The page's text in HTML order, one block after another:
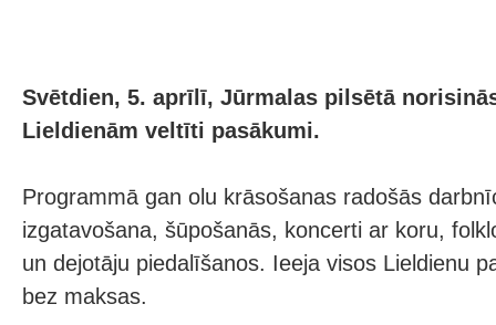
Svētdien, 5. aprīlī, Jūrmalas pilsētā
Lieldienām veltīti pasākumi.
Programmā gan olu krāsošanas radošās
izgatavošana, šūpošanās, koncerti ar koru,
un dejotāju piedalīšanos. Ieeja visos Lieldienu
bez maksas.